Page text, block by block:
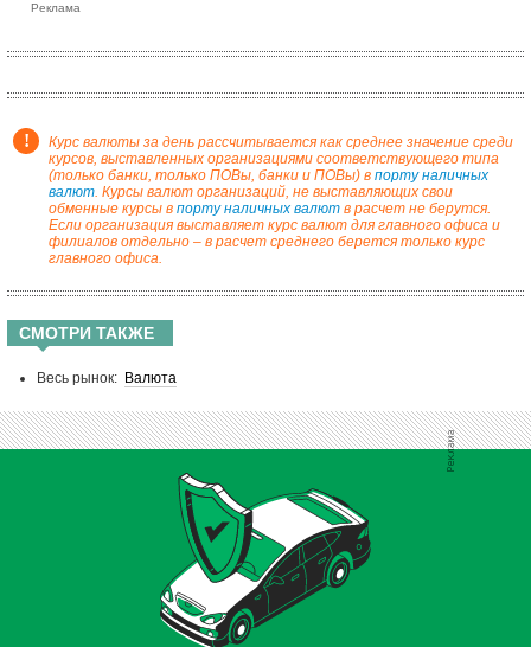
Реклама
!
Курс валюты за день рассчитывается как среднее значение среди
курсов, выставленных организациями соответствующего типа
(только банки, только ПОВы, банки и ПОВы) в порту наличных
валют. Курсы валют организаций, не выставляющих свои
обменные курсы в порту наличных валют в расчет не берутся.
Если организация выставляет курс валют для главного офиса и
филиалов отдельно – в расчет среднего берется только курс
главного офиса.
СМОТРИ ТАКЖЕ
Весь рынок: Валюта